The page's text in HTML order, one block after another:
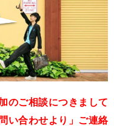
のご相談につきまして
い合わせより」ご連絡